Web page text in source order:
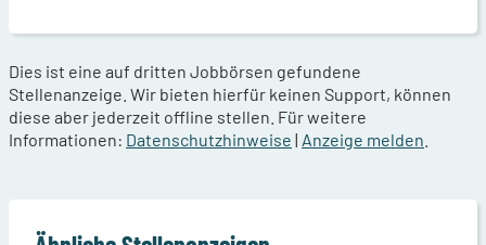
Dies ist eine auf dritten Jobbörsen gefundene
Stellenanzeige. Wir bieten hierfür keinen Support, können
diese aber jederzeit offline stellen. Für weitere
Informationen: Datenschutzhinweise | Anzeige melden